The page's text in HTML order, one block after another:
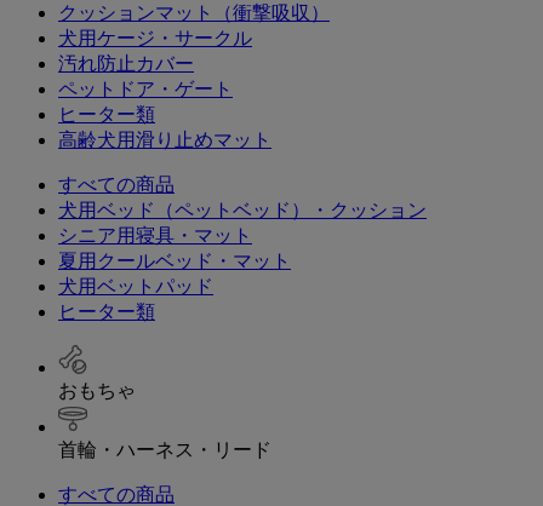
クッションマット（衝撃吸収）
犬用ケージ・サークル
汚れ防止カバー
ペットドア・ゲート
ヒーター類
高齢犬用滑り止めマット
すべての商品
犬用ベッド（ペットベッド）・クッション
シニア用寝具・マット
夏用クールベッド・マット
犬用ベットパッド
ヒーター類
おもちゃ
首輪・ハーネス・リード
すべての商品